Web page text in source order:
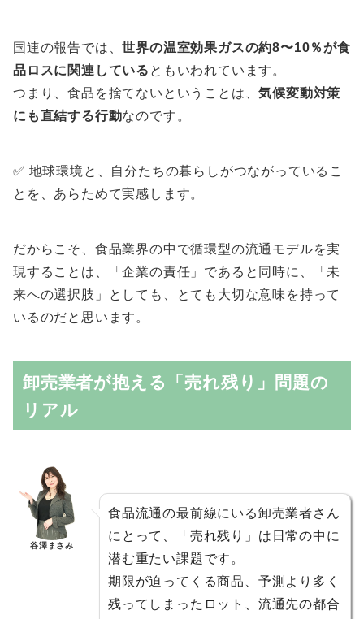
国連の報告では、世界の温室効果ガスの約8〜10％が食
品ロスに関連している ともいわれています。
つまり、食品を捨てないということは、気候変動対策
にも直結する行動なのです。
✅ 地球環境と、自分たちの暮らしがつながっているこ
とを、あらためて実感します。
だからこそ、食品業界の中で循環型の流通モデルを実
現することは、「企業の責任」であると同時に、「未
来への選択肢」としても、とても大切な意味を持って
いるのだと思います。
卸売業者が抱える「売れ残り」問題の
リアル
谷澤まさみ
食品流通の最前線にいる卸売業者さん
にとって、「売れ残り」は日常の中に
潜む重たい課題です。
期限が迫ってくる商品、予測より多く
残ってしまったロット、流通先の都合